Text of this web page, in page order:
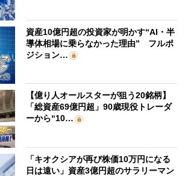
資産10億円超の投資家が明かす“AI・半
導体相場に乗らなかった理由” フルポ
ジション…
【億り人オールスターが狙う20銘柄】
「総資産69億円超」90歳現役トレーダ
ーから“10…
「キオクシアが再び株価10万円になる
日は遠い」資産3億円超のサラリーマン